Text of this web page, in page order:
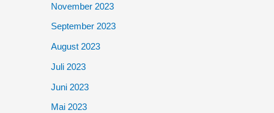
November 2023
September 2023
August 2023
Juli 2023
Juni 2023
Mai 2023